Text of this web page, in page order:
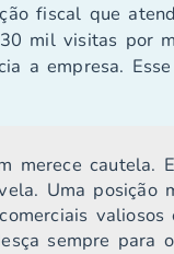
fiscal que
mil visitas por
a empresa.
merece cautela.
Uma
sempre para